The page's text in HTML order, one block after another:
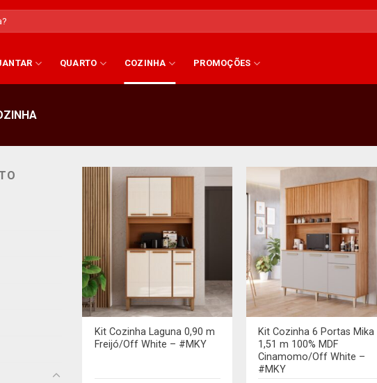
QUARTO COZINHA PROMOÇÕES
Kit Cozinha Laguna 0,90 m
Freijó/Off White – #MKY
Kit Cozinha 6 Portas Mika
1,51 m 100% MDF
Cinamomo/Off White –
#MKY